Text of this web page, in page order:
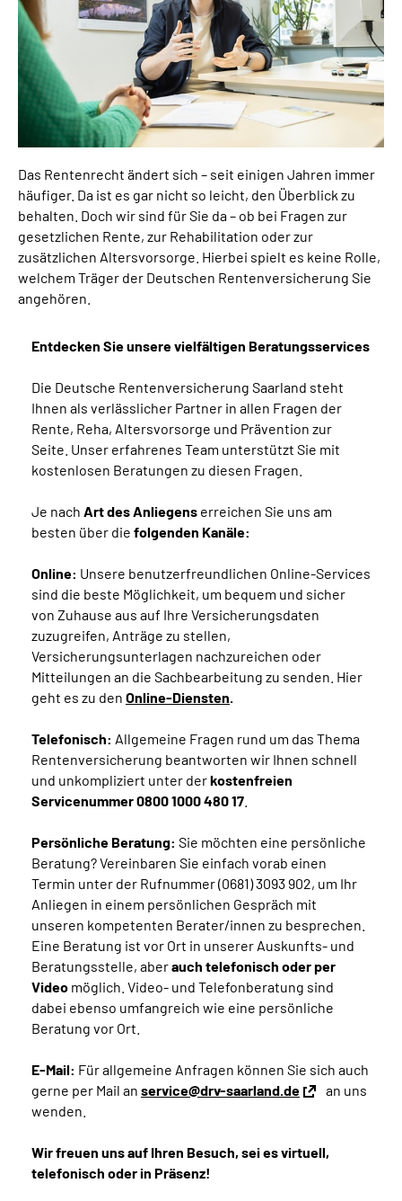
Online-Services
Inhalte in Gebärdensprache (DGS)
Leichte Sprache
Mein Kundenportal
Das Rentenrecht ändert sich – seit einigen Jahren immer
häufiger. Da ist es gar nicht so leicht, den Überblick zu
behalten. Doch wir sind für Sie da – ob bei Fragen zur
gesetzlichen Rente, zur Rehabilitation oder zur
zusätzlichen Altersvorsorge. Hierbei spielt es keine Rolle,
welchem Träger der Deutschen Rentenversicherung Sie
angehören.
Entdecken Sie unsere vielfältigen Beratungsservices
Die Deutsche Rentenversicherung Saarland steht
Ihnen als verlässlicher Partner in allen Fragen der
Rente, Reha, Altersvorsorge und Prävention zur
Seite. Unser erfahrenes Team unterstützt Sie mit
kostenlosen Beratungen zu diesen Fragen.
Je nach Art des Anliegens erreichen Sie uns am
besten über die folgenden Kanäle:
Online: Unsere benutzerfreundlichen Online-Services
sind die beste Möglichkeit, um bequem und sicher
von Zuhause aus auf Ihre Versicherungsdaten
zuzugreifen, Anträge zu stellen,
Versicherungsunterlagen nachzureichen oder
Mitteilungen an die Sachbearbeitung zu senden. Hier
geht es zu den Online-Diensten.
Telefonisch: Allgemeine Fragen rund um das Thema
Rentenversicherung beantworten wir Ihnen schnell
und unkompliziert unter derkostenfreien
Servicenummer 0800 1000 480 17
Persönliche Beratung: Sie möchten eine persönliche
Beratung? Vereinbaren Sie einfach vorab einen
Termin unter der Rufnummer (0681) 3093 902, um Ihr
Anliegen in einem persönlichen Gespräch mit
unseren kompetenten Berater/innen zu besprechen.
Eine Beratung ist vor Ort in unserer Auskunfts- und
Beratungsstelle, aberauch telefonisch oder per
Video möglich. Video- und Telefonberatung sind
dabei ebenso umfangreich wie eine persönliche
Beratung vor Ort.
E-Mail: Für allgemeine Anfragen können Sie sich auch
gerne per Mail an service@drv-saarland.de
an uns
wenden.
Wir freuen uns auf Ihren Besuch, sei es virtuell,
telefonisch oder in Präsenz!